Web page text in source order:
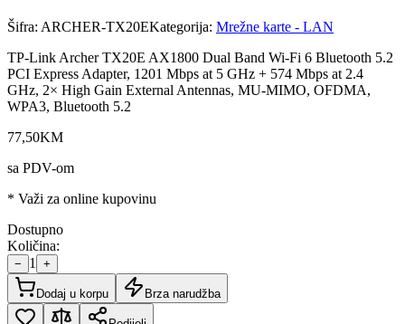
Šifra: ARCHER-TX20EKategorija: Mrežne karte - LAN
TP-Link Archer TX20E AX1800 Dual Band Wi-Fi 6 Bluetooth 5.2
PCI Express Adapter, 1201 Mbps at 5 GHz + 574 Mbps at 2.4
GHz, 2× High Gain External Antennas, MU-MIMO, OFDMA,
WPA3, Bluetooth 5.2
77,50KM
sa PDV-om
* Važi za online kupovinu
Dostupno
Količina:
− 1 +
Dodaj u korpu Brza narudžba